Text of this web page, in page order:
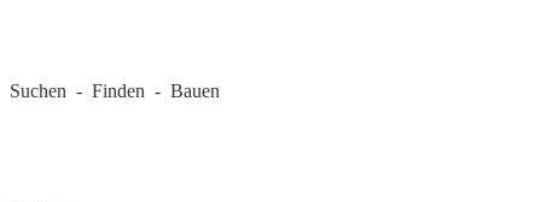
Suchen - Finden - Bauen